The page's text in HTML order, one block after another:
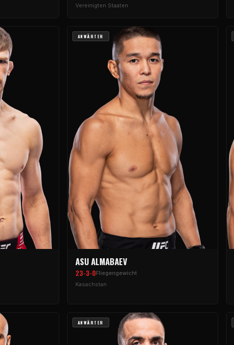
Vereinigten Staaten
ANWÄRTER
ASU ALMABAEV
23-3-0Fliegengewicht
Kasachstan
ANWÄRTER